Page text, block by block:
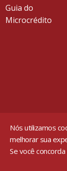
Guia do
Microcrédito
Nós utilizamos
melhorar sua
Se você